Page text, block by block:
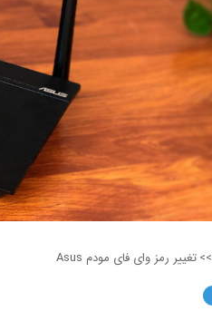
>> تغییر رمز وای فای مودم Asus